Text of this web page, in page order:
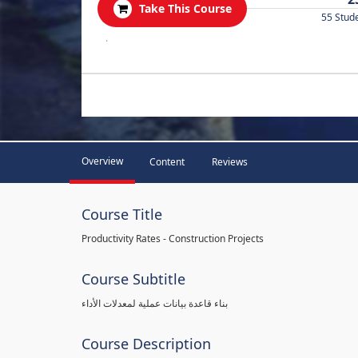
Take This Course
55
.
Overview Content Reviews
Course Title
Productivity Rates - Construction Projects
Course Subtitle
بناء قاعدة بيانات عملية لمعدلات الأداء
Course Description